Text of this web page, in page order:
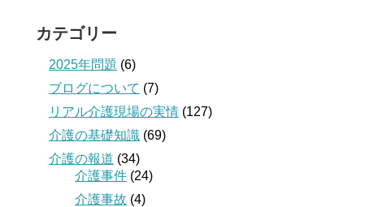
カテゴリー
2025年問題 (6)
ブログについて (7)
リアル介護現場の実情 (127)
介護の基礎知識 (69)
介護の報道 (34)
介護事件 (24)
介護事故 (4)